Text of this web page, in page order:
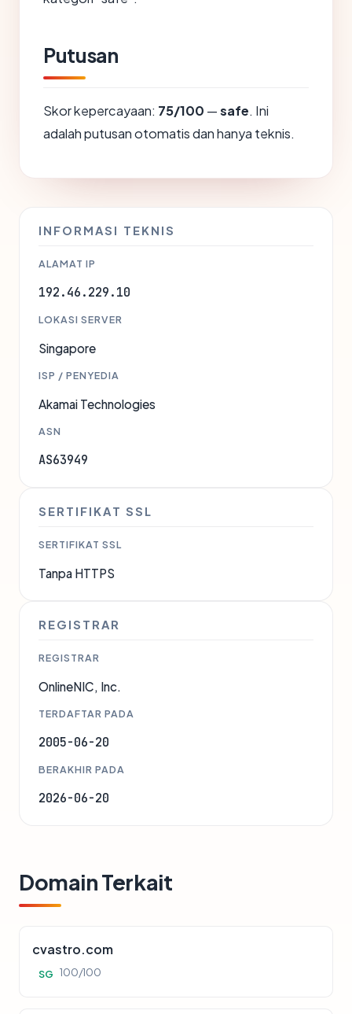
Putusan
Skor kepercayaan: 75/100 —safe. Ini
adalah putusan otomatis dan hanya teknis.
INFORMASI TEKNIS
ALAMAT IP
192.46.229.10
LOKASI SERVER
Singapore
ISP / PENYEDIA
Akamai Technologies
ASN
AS63949
SERTIFIKAT SSL
SERTIFIKAT SSL
Tanpa HTTPS
REGISTRAR
REGISTRAR
OnlineNIC, Inc.
TERDAFTAR PADA
2005-06-20
BERAKHIR PADA
2026-06-20
Domain Terkait
cvastro.com
SG 100/100